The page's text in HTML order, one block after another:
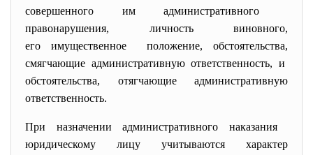
совершенного им административного
правонарушения, личность виновного,
его имущественное положение, обстоятельства,
смягчающие административную ответственность, и
обстоятельства, отягчающие административную
ответственность.
При назначении административного наказания
юридическому лицу учитываются характер